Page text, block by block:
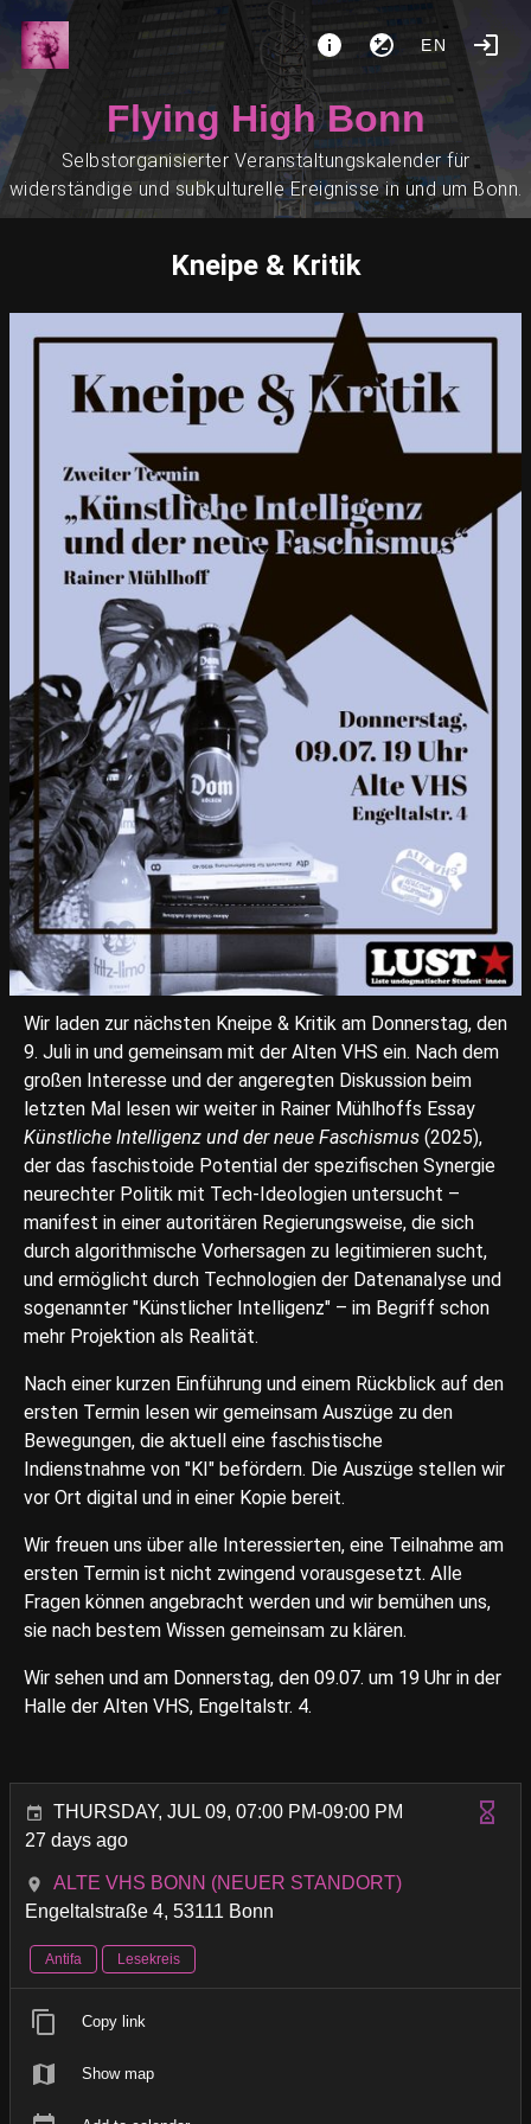
EN
Flying High Bonn
Selbstorganisierter Veranstaltungskalender für
widerständige und subkulturelle Ereignisse in und um Bonn.
Kneipe & Kritik
Wir laden zur nächsten Kneipe & Kritik am Donnerstag, den
9. Juli in und gemeinsam mit der Alten VHS ein. Nach dem
großen Interesse und der angeregten Diskussion beim
letzten Mal lesen wir weiter in Rainer Mühlhoffs Essay
Künstliche Intelligenz und der neue Faschismus (2025),
der das faschistoide Potential der spezifischen Synergie
neurechter Politik mit Tech-Ideologien untersucht –
manifest in einer autoritären Regierungsweise, die sich
durch algorithmische Vorhersagen zu legitimieren sucht,
und ermöglicht durch Technologien der Datenanalyse und
sogenannter "Künstlicher Intelligenz" – im Begriff schon
mehr Projektion als Realität.
Nach einer kurzen Einführung und einem Rückblick auf den
ersten Termin lesen wir gemeinsam Auszüge zu den
Bewegungen, die aktuell eine faschistische
Indienstnahme von "KI" befördern. Die Auszüge stellen wir
vor Ort digital und in einer Kopie bereit.
Wir freuen uns über alle Interessierten, eine Teilnahme am
ersten Termin ist nicht zwingend vorausgesetzt. Alle
Fragen können angebracht werden und wir bemühen uns,
sie nach bestem Wissen gemeinsam zu klären.
Wir sehen und am Donnerstag, den 09.07. um 19 Uhr in der
Halle der Alten VHS, Engeltalstr. 4.
THURSDAY, JUL 09, 07:00 PM-09:00 PM
27 days ago
ALTE VHS BONN (NEUER STANDORT)
Engeltalstraße 4, 53111 Bonn
Antifa Lesekreis
Copy link
Show map